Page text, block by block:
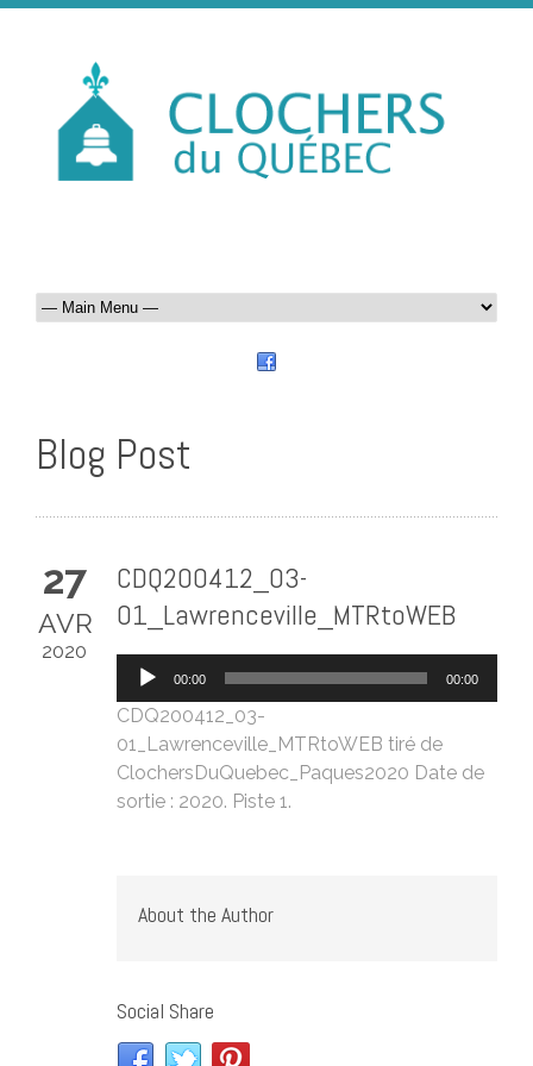
Blog Post
27
AVR
2020
CDQ200412_03-
01_Lawrenceville_MTRtoWEB
Lecteur
00:00 00:00
CDQ200412_03-
01_Lawrenceville_MTRtoWEB tiré de
ClochersDuQuebec_Paques2020 Date de
sortie : 2020. Piste 1.
About the Author
Social Share